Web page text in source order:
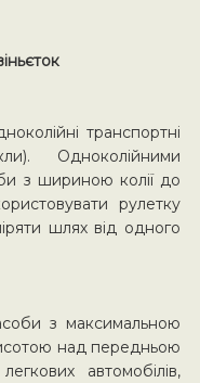
транспортні
Одноколійними
з шириною колії до
рулетку
шлях від одного
з максимальною
над передньою
автомобілів,